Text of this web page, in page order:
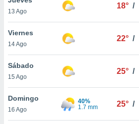
cookies
aceptar
13 Ago
18° /
Viernes
14 Ago
22° /
Sábado
15 Ago
25° /
Domingo
16 Ago
40%
1.7 mm
25° /